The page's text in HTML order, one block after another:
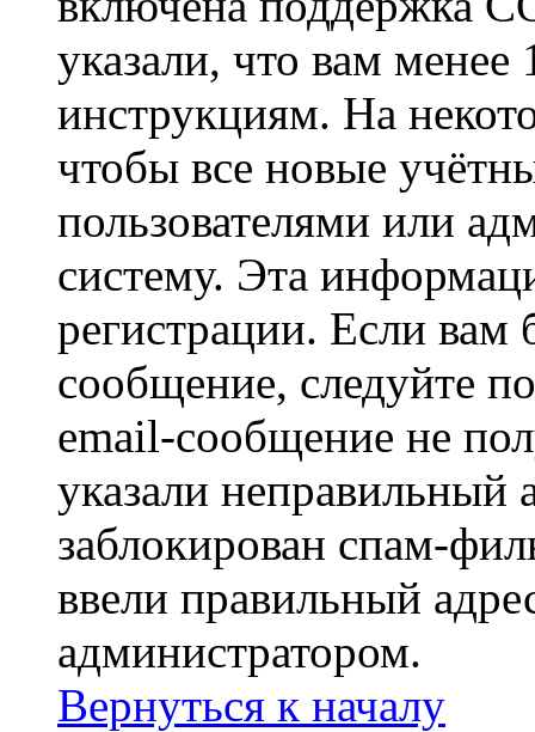
указали, что вам
инструкциям. На
чтобы все новые
пользователями или
систему. Эта
регистрации. Если
сообщение, следуйте
email-сообщение не
указали неправильный
заблокирован спам-
ввели правильный
администратором.
Вернуться к началу